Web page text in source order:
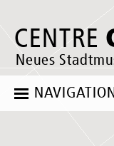
CENTRE
Neues
NAVIGATION